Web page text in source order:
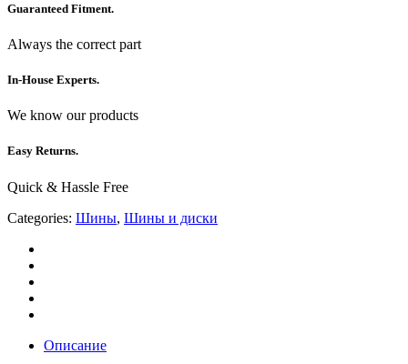
Guaranteed Fitment.
Always the correct part
In-House Experts.
We know our products
Easy Returns.
Quick & Hassle Free
Categories: Шины, Шины и диски
Описание